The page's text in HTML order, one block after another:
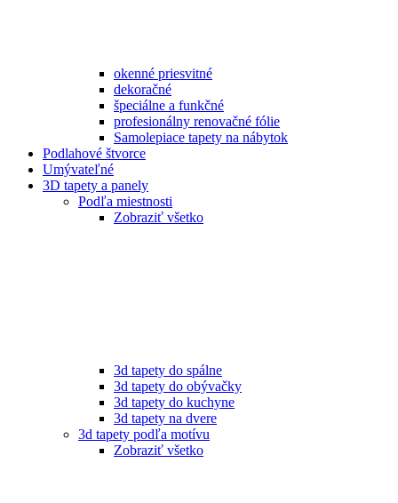
okenné priesvitné
dekoračné
špeciálne a funkčné
profesionálny renovačné fólie
Samolepiace tapety na nábytok
Podlahové štvorce
Umývateľné
3D tapety a panely
Podľa miestnosti
Zobraziť všetko
3d tapety do spálne
3d tapety do obývačky
3d tapety do kuchyne
3d tapety na dvere
3d tapety podľa motívu
Zobraziť všetko